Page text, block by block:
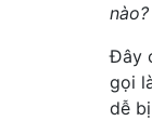
nào?
Đây
gọi
dễ